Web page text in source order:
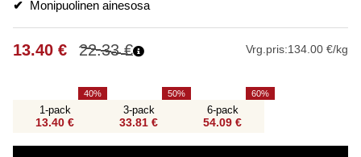
✔
Monipuolinen ainesosa
22.33€
13.40 € Vrg.pris:134.00 €/kg
1-pack
13.40 €
40
3-pack
33.81 €
50
6-pack
54.09 €
60